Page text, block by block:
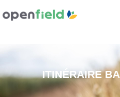
ITINÉRAIRE